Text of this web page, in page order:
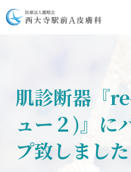
肌診断器『
ュー２)』に
プ致しました